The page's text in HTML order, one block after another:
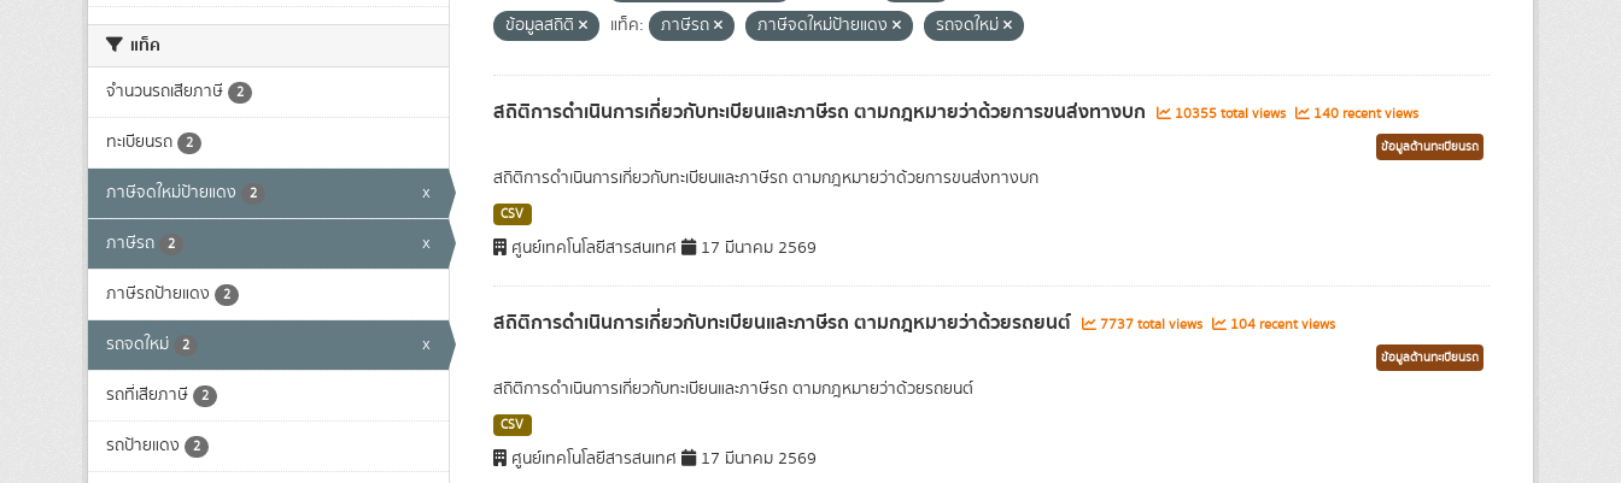
แท็ค
จำนวนรถเสียภาษี 2
ทะเบียนรถ 2
ภาษีจดใหม่ป้ายแดง 2 x
ภาษีรถ 2 x
ภาษีรถป้ายแดง 2
รถจดใหม่ 2 x
รถที่เสียภาษี 2
รถป้ายแดง 2
ข้อมูลสถิติ
แท็ค: ภาษีรถ ภาษีจดใหม่ป้ายแดง รถจดใหม่
สถิติการดำเนินการเกี่ยวกับทะเบียนและภาษีรถ ตามกฎหมายว่าด้วยการขนส่งทางบก 10355 total views 140 recent views
ข้อมูลด้านทะเบียนรถ
สถิติการดำเนินการเกี่ยวกับทะเบียนและภาษีรถ ตามกฎหมายว่าด้วยการขนส่งทางบก
CSV
ศูนย์เทคโนโลยีสารสนเทศ 17 มีนาคม 2569
สถิติการดำเนินการเกี่ยวกับทะเบียนและภาษีรถ ตามกฎหมายว่าด้วยรถยนต์ 7737 total views 104 recent views
ข้อมูลด้านทะเบียนรถ
สถิติการดำเนินการเกี่ยวกับทะเบียนและภาษีรถ ตามกฎหมายว่าด้วยรถยนต์
CSV
ศูนย์เทคโนโลยีสารสนเทศ 17 มีนาคม 2569